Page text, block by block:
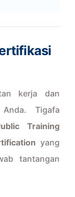
kerja dan
Tigafa
Training
yang
tantangan